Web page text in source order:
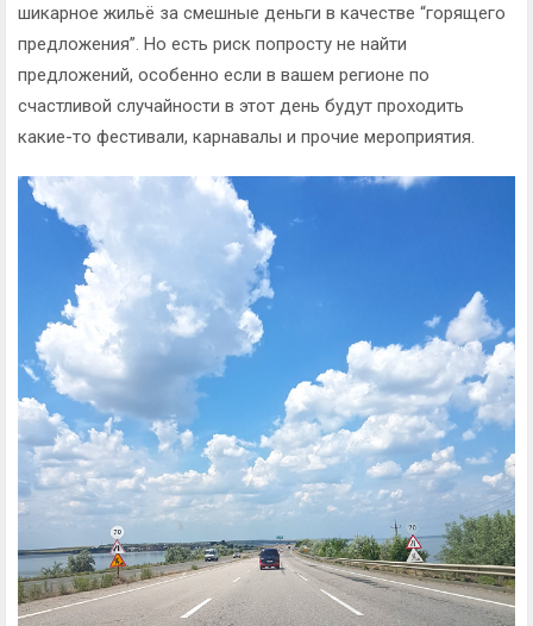
шикарное жильё за смешные деньги в качестве “горящего
предложения”. Но есть риск попросту не найти
предложений, особенно если в вашем регионе по
счастливой случайности в этот день будут проходить
какие-то фестивали, карнавалы и прочие мероприятия.